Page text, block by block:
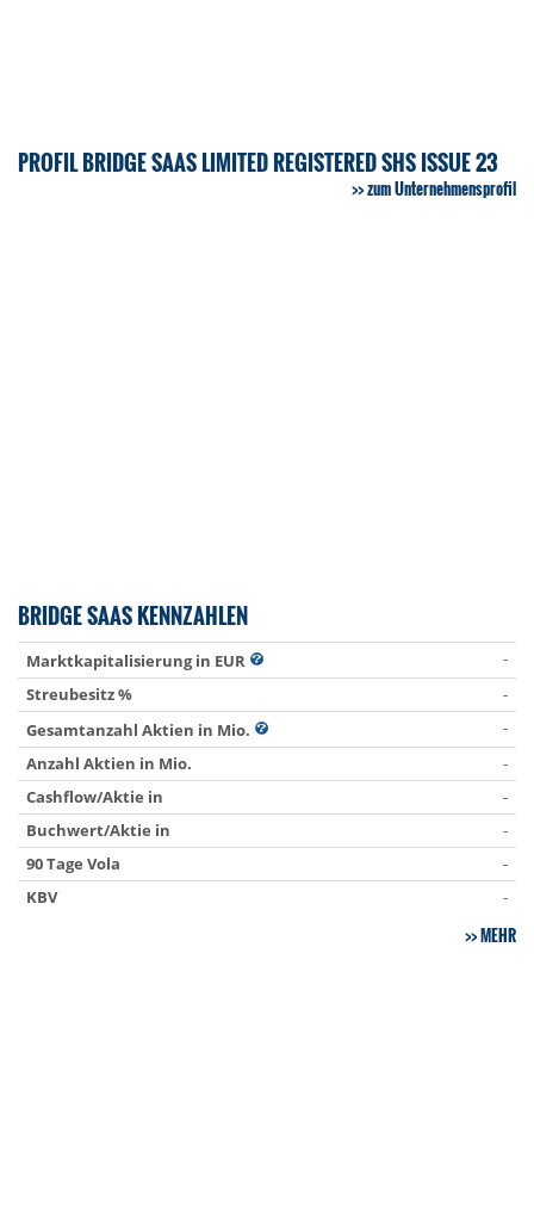
PROFIL BRIDGE SAAS LIMITED REGISTERED SHS ISSUE 23
zum Unternehmensprofil
BRIDGE SAAS KENNZAHLEN
Marktkapitalisierung in EUR
-
Streubesitz %
-
Gesamtanzahl Aktien in Mio.
-
Anzahl Aktien in Mio.
-
Cashflow/Aktie in
-
Buchwert/Aktie in
-
90 Tage Vola
-
KBV
-
MEHR